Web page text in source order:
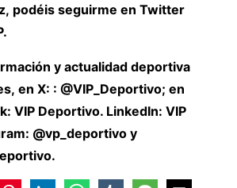
, podéis seguirme en Twitter
y actualidad deportiva
en X: : @VIP_Deportivo; en
VIP Deportivo. LinkedIn: VIP
@vp_deportivo y
.